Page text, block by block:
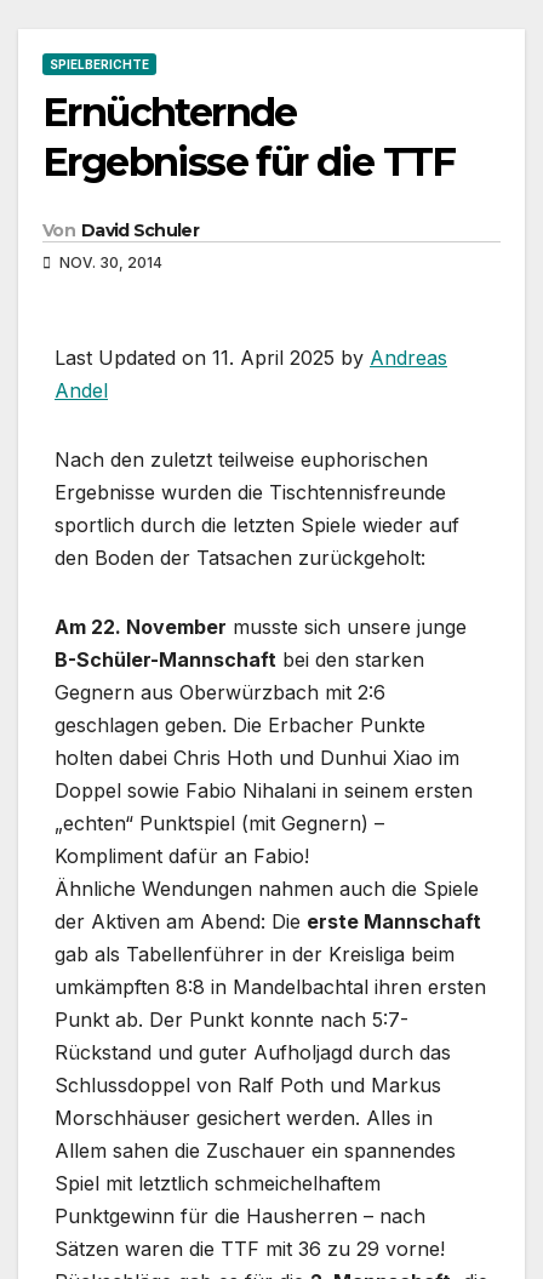
SPIELBERICHTE
Ernüchternde
Ergebnisse für die TTF
Von David Schuler
NOV. 30, 2014
Last Updated on 11. April 2025 by Andreas
Andel
Nach den zuletzt teilweise euphorischen
Ergebnisse wurden die Tischtennisfreunde
sportlich durch die letzten Spiele wieder auf
den Boden der Tatsachen zurückgeholt:
Am 22. November musste sich unsere junge
B-Schüler-Mannschaft bei den starken
Gegnern aus Oberwürzbach mit 2:6
geschlagen geben. Die Erbacher Punkte
holten dabei Chris Hoth und Dunhui Xiao im
Doppel sowie Fabio Nihalani in seinem ersten
„echten“ Punktspiel (mit Gegnern) –
Kompliment dafür an Fabio!
Ähnliche Wendungen nahmen auch die Spiele
der Aktiven am Abend: Die erste Mannschaft
gab als Tabellenführer in der Kreisliga beim
umkämpften 8:8 in Mandelbachtal ihren ersten
Punkt ab. Der Punkt konnte nach 5:7-
Rückstand und guter Aufholjagd durch das
Schlussdoppel von Ralf Poth und Markus
Morschhäuser gesichert werden. Alles in
Allem sahen die Zuschauer ein spannendes
Spiel mit letztlich schmeichelhaftem
Punktgewinn für die Hausherren – nach
Sätzen waren die TTF mit 36 zu 29 vorne!